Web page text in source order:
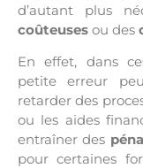
d’autant plus
coûteuses ou des
En effet, dans
petite erreur
retarder des
ou les aides
entraîner des
pour certaines